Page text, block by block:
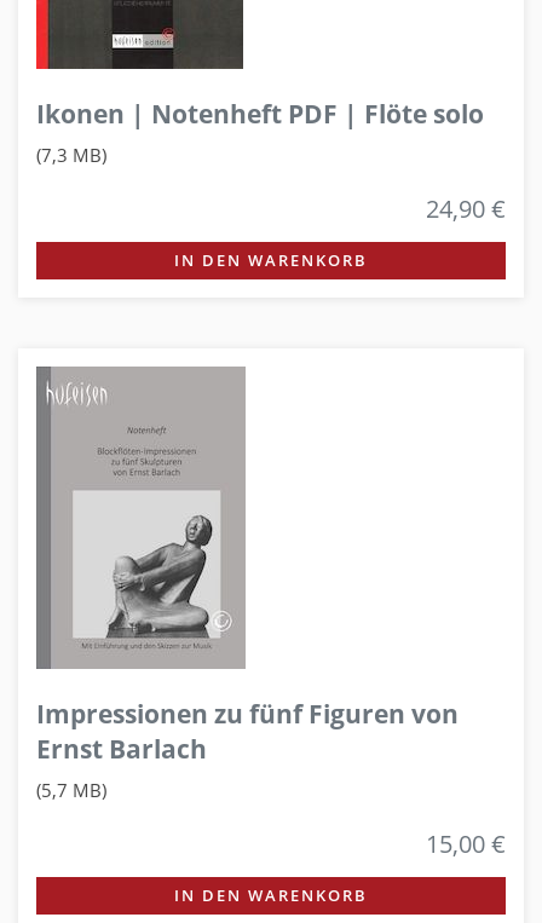
Ikonen | Notenheft PDF | Flöte solo
(7,3 MB)
24,90 €
IN DEN WARENKORB
Impressionen zu fünf Figuren von
Ernst Barlach
(5,7 MB)
15,00 €
IN DEN WARENKORB